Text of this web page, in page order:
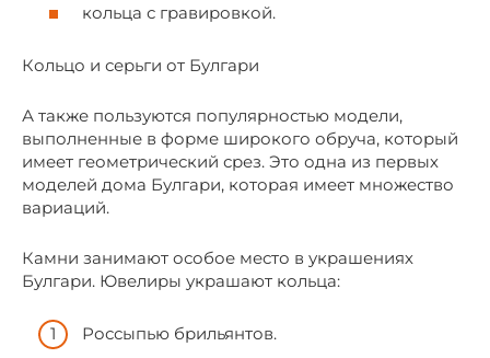
кольца с гравировкой.
Кольцо и серьги от Булгари
А также пользуются популярностью модели,
выполненные в форме широкого обруча, который
имеет геометрический срез. Это одна из первых
моделей дома Булгари, которая имеет множество
вариаций.
Камни занимают особое место в украшениях
Булгари. Ювелиры украшают кольца:
Россыпью брильянтов.